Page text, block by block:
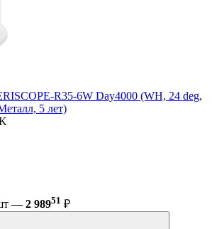
R35-6W Day4000 (WH, 24 deg,
5 лет)
— 2 98951 ₽